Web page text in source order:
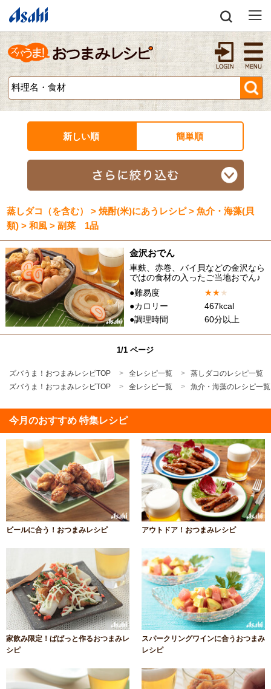
新しい順 簡単順
蒸しダコ（を含む） > 焼酎(米)にあうレシピ > 魚介・海藻(貝
類) > 和風 > 副菜 1品
金沢おでん
車麩、赤巻、バイ貝などの金沢なら
ではの食材の入ったご当地おでん♪
●難易度
★★★
●カロリー
467kcal
●調理時間
60分以上
1/1 ページ
ズバうま！おつまみレシピTOP 全レシピ一覧
蒸しダコのレシピ一覧
ズバうま！おつまみレシピTOP
全レシピ一覧 魚介・海藻のレシピ一覧
今月のおすすめ 特集レシピ
ビールに合う！おつまみレシピ アウトドア！おつまみレシピ
家飲み限定！ぱぱっと作るおつまみレ
シピ
スパークリングワインに合うおつまみ
レシピ